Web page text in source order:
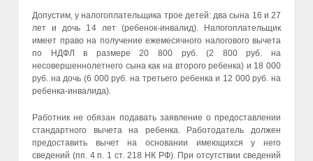
Допустим, у налогоплательщика трое детей: два сына 16 и 27
лет и дочь 14 лет (ребенок-инвалид). Налогоплательщик
имеет право на получение ежемесячного налогового вычета
по НДФЛ в размере 20 800 руб. (2 800 руб. на
несовершеннолетнего сына как на второго ребенка) и 18 000
руб. на дочь (6 000 руб. на третьего ребенка и 12 000 руб. на
ребенка-инвалида).
Работник не обязан подавать заявление о предоставлении
стандартного вычета на ребенка. Работодатель должен
предоставить вычет на основании имеющихся у него
сведений (пп. 4 п. 1 ст. 218 НК РФ). При отсутствии сведений